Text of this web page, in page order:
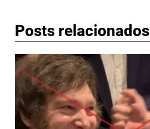
Posts relacionados